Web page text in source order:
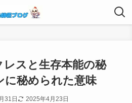
スと生存本能の秘
に秘められた意味
31日 2025年4月23日